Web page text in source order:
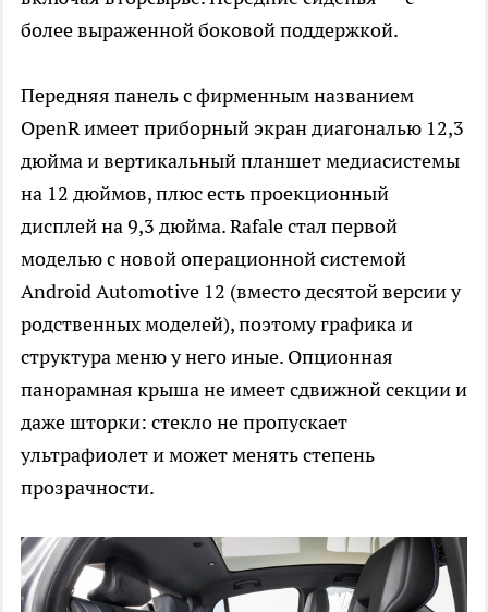
более выраженной боковой поддержкой.
Передняя панель с фирменным названием
OpenR имеет приборный экран диагональю 12,3
дюйма и вертикальный планшет медиасистемы
на 12 дюймов, плюс есть проекционный
дисплей на 9,3 дюйма. Rafale стал первой
моделью с новой операционной системой
Android Automotive 12 (вместо десятой версии у
родственных моделей), поэтому графика и
структура меню у него иные. Опционная
панорамная крыша не имеет сдвижной секции и
даже шторки: стекло не пропускает
ультрафиолет и может менять степень
прозрачности.